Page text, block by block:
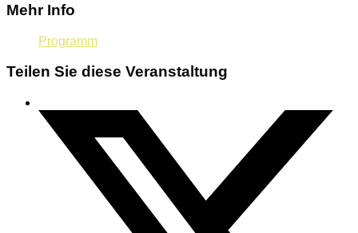
Mehr Info
Programm
Teilen Sie diese Veranstaltung